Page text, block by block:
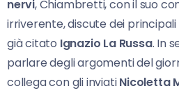
nervi, Chiambretti, con il suo
irriverente, discute dei
già citato Ignazio La Russa. In
parlare degli argomenti del
collega con gli inviatiNicoletta